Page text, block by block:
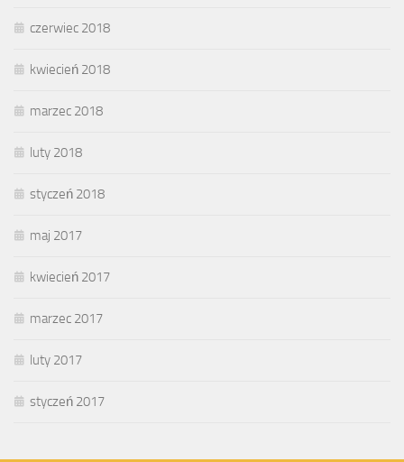
czerwiec 2018
kwiecień 2018
marzec 2018
luty 2018
styczeń 2018
maj 2017
kwiecień 2017
marzec 2017
luty 2017
styczeń 2017